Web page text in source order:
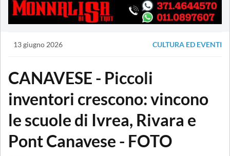
13 giugno 2026 CULTURA ED EVENTI
CANAVESE - Piccoli
inventori crescono: vincono
le scuole di Ivrea, Rivara e
Pont Canavese - FOTO